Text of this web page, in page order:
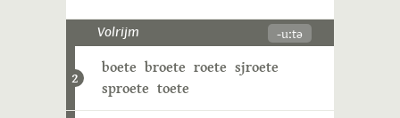
Volrijm -uːtə
2
boete broete roete sjroete
sproete toete